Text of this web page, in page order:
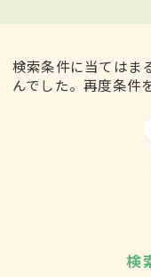
検索条件に当てはま
んでした。再度条件
検